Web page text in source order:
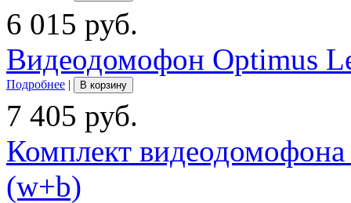
6 015 руб.
Видеодомофон Optimus
Подробнее | В корзину
7 405 руб.
Комплект
(w+b)